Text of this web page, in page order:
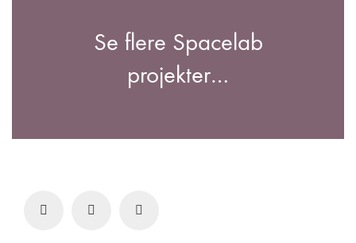
Se flere Spacelab
projekter…